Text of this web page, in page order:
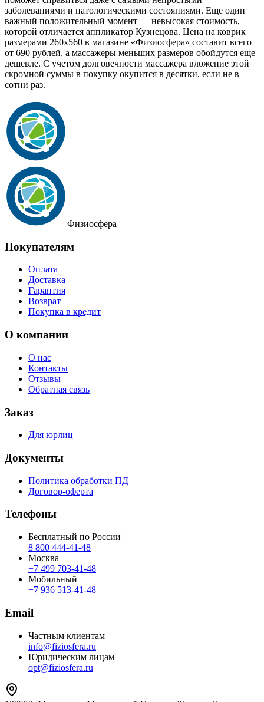
заболеваниями и патологическими состояниями. Еще один
важный положительный момент — невысокая стоимость,
которой отличается аппликатор Кузнецова. Цена на коврик
размерами 260x560 в магазине «Физиосфера» составит всего
от 690 рублей, а массажеры меньших размеров обойдутся еще
дешевле. С учетом долговечности массажера вложение этой
скромной суммы в покупку окупится в десятки, если не в
сотни раз.
Физиосфера
Покупателям
Оплата
Доставка
Гарантия
Возврат
Покупка в кредит
О компании
О нас
Контакты
Отзывы
Обратная связь
Заказ
Для юрлиц
Документы
Политика обработки ПД
Договор-оферта
Телефоны
Бесплатный по России
8 800 444‑41‑48
Москва
+7 499 703‑41‑48
Мобильный
+7 936 513‑41‑48
Email
Частным клиентам
info@fiziosfera.ru
Юридическим лицам
opt@fiziosfera.ru